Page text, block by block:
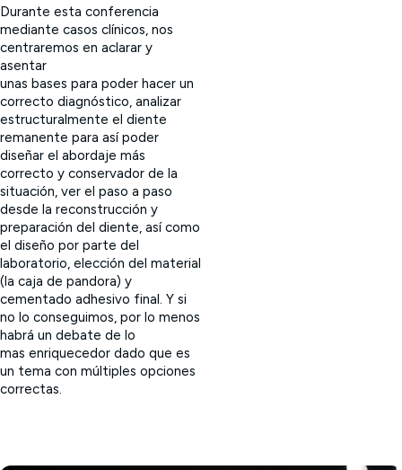
Durante esta conferencia
mediante casos clínicos, nos
centraremos en aclarar y
asentar
unas bases para poder hacer un
correcto diagnóstico, analizar
estructuralmente el diente
remanente para así poder
diseñar el abordaje más
correcto y conservador de la
situación, ver el paso a paso
desde la reconstrucción y
preparación del diente, así como
el diseño por parte del
laboratorio, elección del material
(la caja de pandora) y
cementado adhesivo final. Y si
no lo conseguimos, por lo menos
habrá un debate de lo
mas enriquecedor dado que es
un tema con múltiples opciones
correctas.